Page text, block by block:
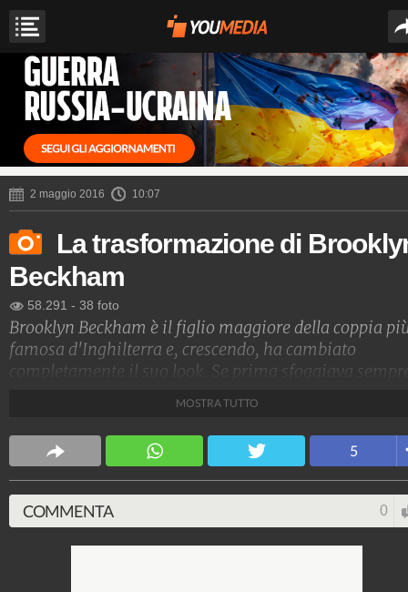
2 maggio 2016 10:07
La trasformazione di
Beckham
58.291 - 38 foto
Brooklyn Beckham è il figlio maggiore della coppia
famosa d'Inghilterra e, crescendo, ha cambiato
completamente il suo look. Se prima sfoggiava
dannato".
1.515.003.719-1.957 video-138.049 foto
MOSTRA TUTTO
5
COMMENTA 0